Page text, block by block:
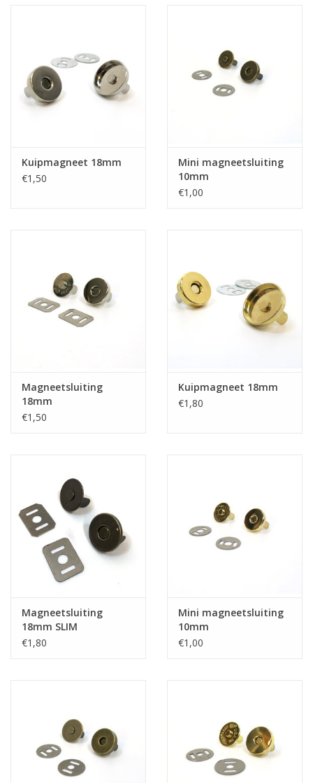
Kuipmagneet 18mm
€1,50
Mini magneetsluiting
10mm
€1,00
Magneetsluiting
18mm
€1,50
Kuipmagneet 18mm
€1,80
Magneetsluiting
18mm SLIM
€1,80
Mini magneetsluiting
10mm
€1,00